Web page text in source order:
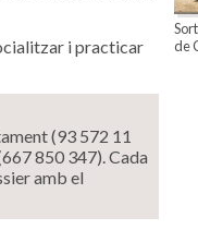
i practicar
(93 572 11
850 347). Cada
amb el
de